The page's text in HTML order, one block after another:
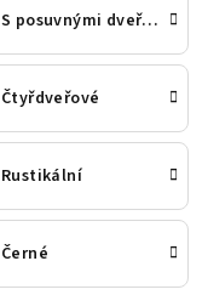
S posuvnými dveřmi a zrcadlem
Čtyřdveřové
Rustikální
Černé